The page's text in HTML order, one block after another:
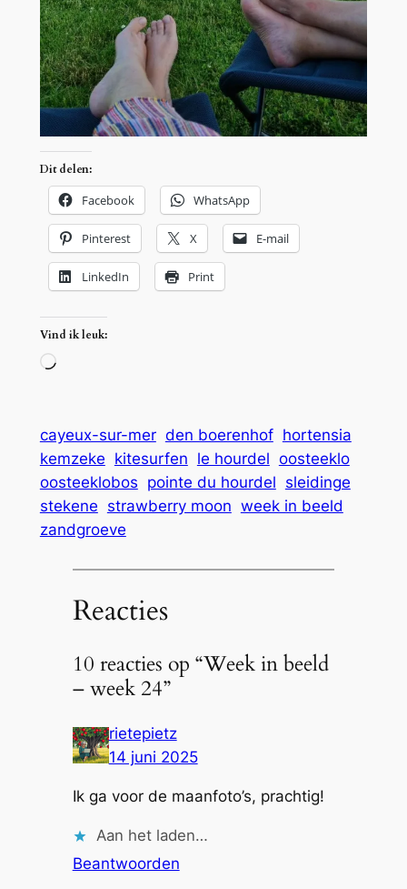
Dit delen:
Facebook WhatsApp
Pinterest X E-mail
LinkedIn Print
Vind ik leuk:
Aan
cayeux-sur-mer den boerenhof hortensia
kemzeke kitesurfen le hourdel oosteeklo
oosteeklobos pointe du hourdel sleidinge
stekene strawberry moon week in beeld
zandgroeve
Reacties
10 reacties op “Week in beeld
– week 24”
rietepietz
14 juni 2025
Ik ga voor de maanfoto’s, prachtig!
Aan het laden…
Beantwoorden